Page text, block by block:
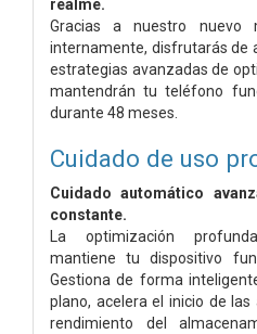
realme.
Gracias a nuestro nuevo
internamente, disfrutarás de
estrategias avanzadas de
mantendrán tu teléfono
durante 48 meses.
Cuidado de uso
Cuidado automático
constante.
La optimización
mantiene tu dispositivo
Gestiona de forma
plano, acelera el inicio de las
rendimiento del